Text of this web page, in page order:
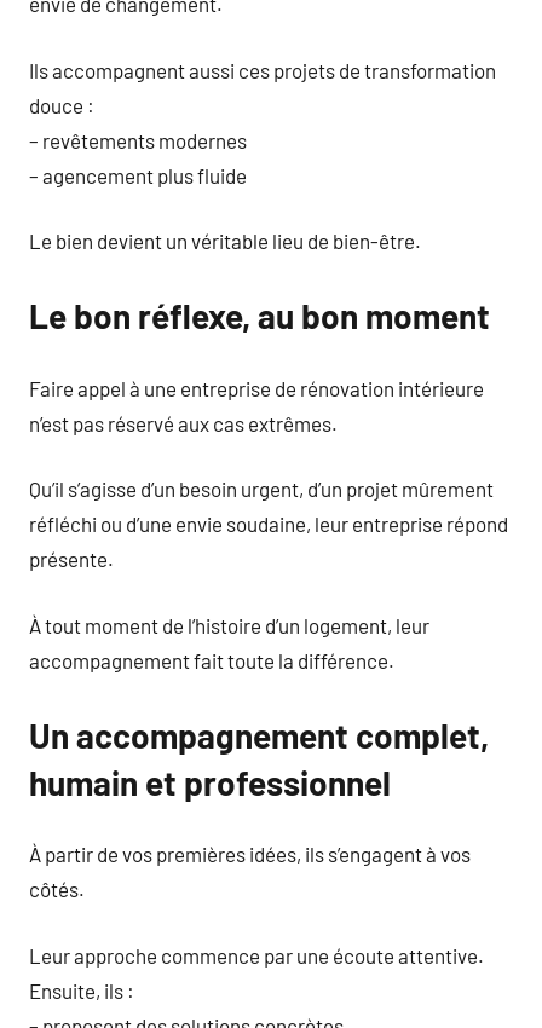
Ils accompagnent aussi ces projets de transformation
douce :
– revêtements modernes
– agencement plus fluide
Le bien devient un véritable lieu de bien-être.
Le bon réflexe, au bon moment
Faire appel à une entreprise de rénovation intérieure
n’est pas réservé aux cas extrêmes.
Qu’il s’agisse d’un besoin urgent, d’un projet mûrement
réfléchi ou d’une envie soudaine, leur entreprise répond
présente.
À tout moment de l’histoire d’un logement, leur
accompagnement fait toute la différence.
Un accompagnement complet,
humain et professionnel
À partir de vos premières idées, ils s’engagent à vos
côtés.
Leur approche commence par une écoute attentive.
Ensuite, ils :